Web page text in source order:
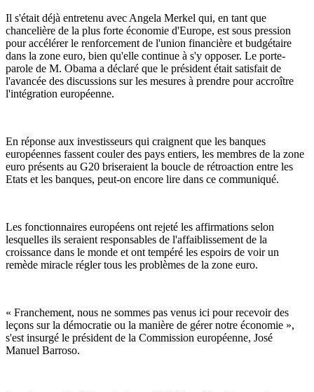
Il s'était déjà entretenu avec Angela Merkel qui, en tant que
chancelière de la plus forte économie d'Europe, est sous pression
pour accélérer le renforcement de l'union financière et budgétaire
dans la zone euro, bien qu'elle continue à s'y opposer. Le porte-
parole de M. Obama a déclaré que le président était satisfait de
l'avancée des discussions sur les mesures à prendre pour accroître
l'intégration européenne.
En réponse aux investisseurs qui craignent que les banques
européennes fassent couler des pays entiers, les membres de la zone
euro présents au G20 briseraient la boucle de rétroaction entre les
Etats et les banques, peut-on encore lire dans ce communiqué.
Les fonctionnaires européens ont rejeté les affirmations selon
lesquelles ils seraient responsables de l'affaiblissement de la
croissance dans le monde et ont tempéré les espoirs de voir un
remède miracle régler tous les problèmes de la zone euro.
« Franchement, nous ne sommes pas venus ici pour recevoir des
leçons sur la démocratie ou la manière de gérer notre économie »,
s'est insurgé le président de la Commission européenne, José
Manuel Barroso.